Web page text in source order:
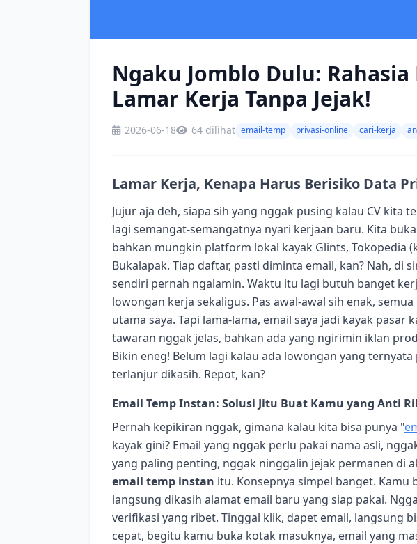
Ngaku Jomblo Dulu:
Lamar Kerja Tanpa Jejak!
2026-06-18 64 dilihat email-temp privasi-online cari-kerja
Lamar Kerja, Kenapa Harus Berisiko Data
Jujur aja deh, siapa sih yang nggak pusing kalau CV kita
lagi semangat-semangatnya nyari kerjaan baru. Kita
bahkan mungkin platform lokal kayak Glints, Tokopedia
Bukalapak. Tiap daftar, pasti diminta email, kan? Nah, di
sendiri pernah ngalamin. Waktu itu lagi butuh banget
lowongan kerja sekaligus. Pas awal-awal sih enak,
utama saya. Tapi lama-lama, email saya jadi kayak pasar
tawaran nggak jelas, bahkan ada yang ngirimin iklan
Bikin eneg! Belum lagi kalau ada lowongan yang
terlanjur dikasih. Repot, kan?
Email Temp Instan: Solusi Jitu Buat Kamu yang Anti
Pernah kepikiran nggak, gimana kalau kita bisa punya "
kayak gini? Email yang nggak perlu pakai nama asli,
yang paling penting, nggak ninggalin jejak permanen di
email temp instan itu. Konsepnya simpel banget. Kamu
langsung dikasih alamat email baru yang siap pakai.
verifikasi yang ribet. Tinggal klik, dapet email, langsung
cepat, begitu kamu buka kotak masuknya, email yang